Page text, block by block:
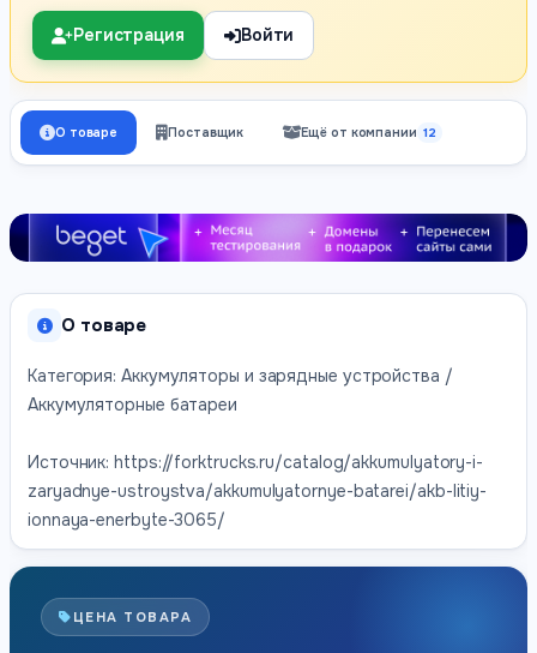
Регистрация Войти
О товаре Поставщик Ещё от компании 12
О товаре
Категория: Аккумуляторы и зарядные устройства /
Аккумуляторные батареи
Источник: https://forktrucks.ru/catalog/akkumulyatory-i-
zaryadnye-ustroystva/akkumulyatornye-batarei/akb-litiy-
ionnaya-enerbyte-3065/
ЦЕНА ТОВАРА